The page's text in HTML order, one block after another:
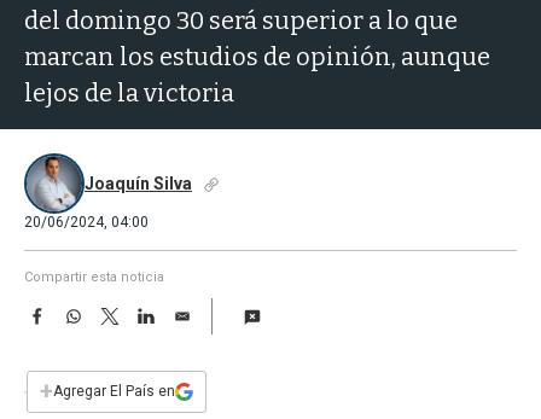
del domingo 30 será superior a lo que
marcan los estudios de opinión, aunque
lejos de la victoria
Joaquín Silva
20/06/2024, 04:00
Compartir esta noticia
F
e
b
W
s
T
w
t
L
E
i
l
+Agregar El País en